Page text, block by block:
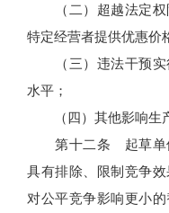
（二）超越法定权
特定经营者提供优惠价
（三）违法干预实
水平；
（四）其他影响生产
第十二条 起草单位
具有排除、限制竞争
对公平竞争影响更小